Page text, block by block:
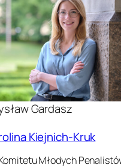
Gardasz
Kiejnich-Kruk
Młodych